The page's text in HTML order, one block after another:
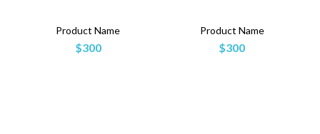
Product Name
$300
Product Name
$300